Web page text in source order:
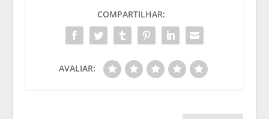
COMPARTILHAR:
AVALIAR: